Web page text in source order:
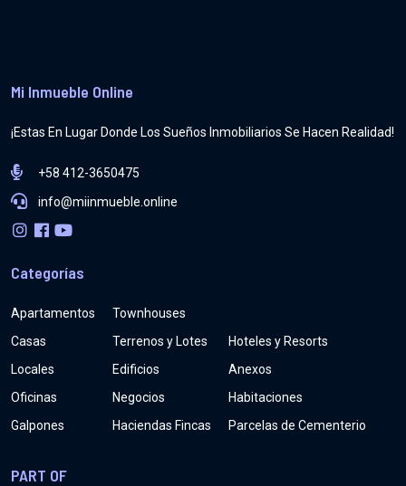
Mi Inmueble Online
¡Estas En Lugar Donde Los Sueños Inmobiliarios Se Hacen Realidad!
+58 412-3650475
info@miinmueble.online
Categorías
Apartamentos
Casas
Locales
Oficinas
Galpones
Townhouses
Terrenos y Lotes
Edificios
Negocios
Haciendas Fincas
Hoteles y Resorts
Anexos
Habitaciones
Parcelas de Cementerio
PART OF